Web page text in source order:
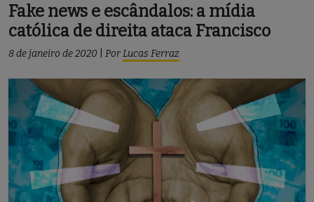
Fake news e escândalos: a mídia
católica de direita ataca Francisco
8 de janeiro de 2020 PorLucas Ferraz